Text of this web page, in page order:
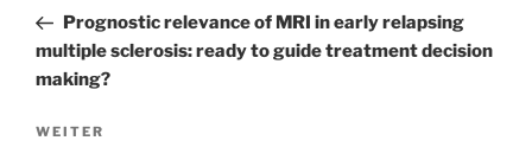
Beitrag
Prognostic relevance of MRI in early relapsing
multiple sclerosis: ready to guide treatment decision
making?
Nächster
WEITER